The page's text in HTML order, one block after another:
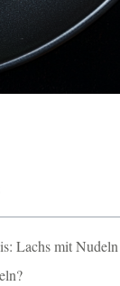
Lachs mit